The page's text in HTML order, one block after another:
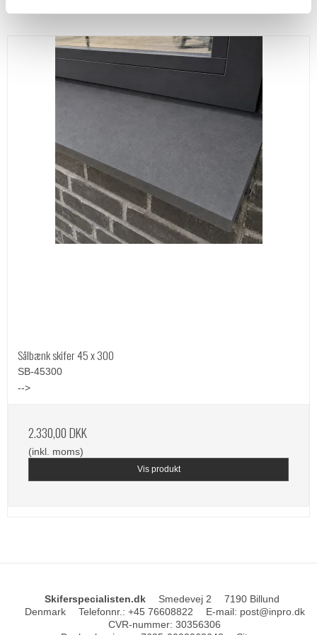
Sålbænk skifer 45 x 300
SB-45300
-->
2.330,00 DKK
(inkl. moms)
Vis produkt
Skiferspecialisten.dk Smedevej 2
7190 Billund
Denmark
Telefonnr.: +45 76608822 E-mail: post@inpro.dk
CVR-nummer: 30356306